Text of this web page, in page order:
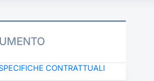
CONTRATTUALI